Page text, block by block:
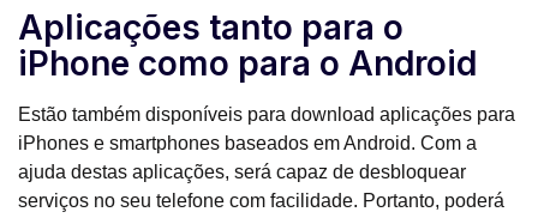
Aplicações tanto para o
iPhone como para o Android
Estão também disponíveis para download aplicações para
iPhones e smartphones baseados em Android. Com a
ajuda destas aplicações, será capaz de desbloquear
serviços no seu telefone com facilidade. Portanto, poderá